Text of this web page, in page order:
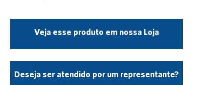
Veja esse produto em nossa Loja
Deseja ser atendido por um representante?